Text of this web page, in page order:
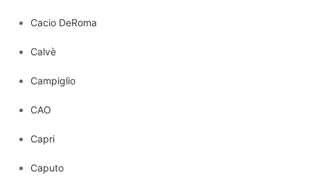
Cacio DeRoma
Calvè
Campiglio
CAO
Capri
Caputo